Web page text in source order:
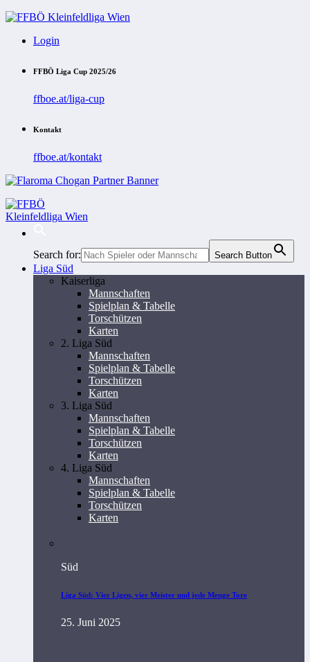
Login
FFBÖ Liga Cup 2025/26
ffboe.at/liga-cup
Kontakt
ffboe.at/kontakt
Search for: Search Button
Liga Süd
Kaiserliga
Mannschaften
Spielplan & Tabelle
Torschützen
Karten
2. Liga Süd
Mannschaften
Spielplan & Tabelle
Torschützen
Karten
3. Liga Süd
Mannschaften
Spielplan & Tabelle
Torschützen
Karten
4. Liga Süd
Mannschaften
Spielplan & Tabelle
Torschützen
Karten
Süd
Liga Süd: Vier Ligen, vier Meister und jede Menge Tore
25. Juni 2025